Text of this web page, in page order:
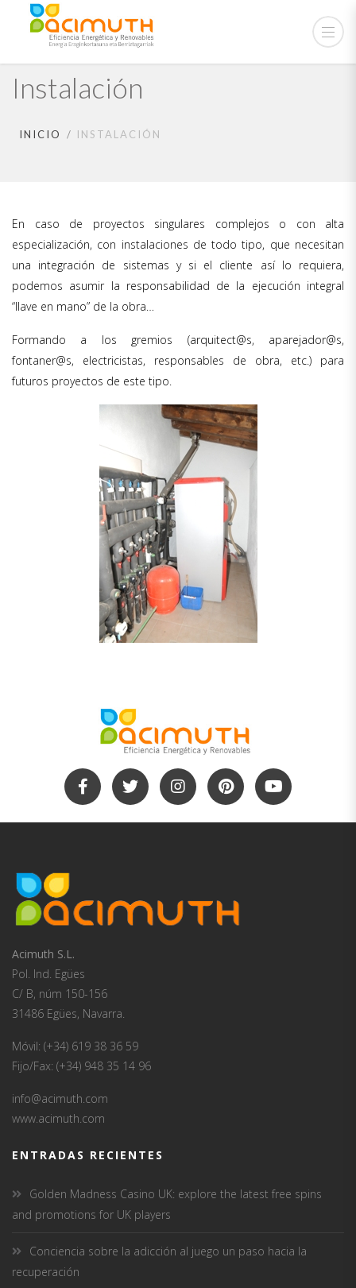
Instalación
INICIO INSTALACIÓN
En caso de proyectos singulares complejos o con alta
especialización, con instalaciones de todo tipo, que necesitan
una integración de sistemas y si el cliente así lo requiera,
podemos asumir la responsabilidad de la ejecución integral
“llave en mano” de la obra…
Formando a los gremios (arquitect@s, aparejador@s,
fontaner@s, electricistas, responsables de obra, etc.) para
futuros proyectos de este tipo.
Acimuth S.L.
Pol. Ind. Egües
C/ B, núm 150-156
31486 Egües, Navarra.
Móvil: (+34) 619 38 36 59
Fijo/Fax: (+34) 948 35 14 96
info@acimuth.com
www.acimuth.com
ENTRADAS RECIENTES
Golden Madness Casino UK: explore the latest free spins
and promotions for UK players
Conciencia sobre la adicción al juego un paso hacia la
recuperación